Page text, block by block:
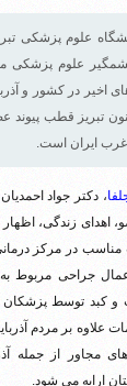
علوم پزشکی
علوم پزشکی
اخیر در کشور و
تبریز قطب
ایران است.
، دکتر جواد
اهدای زندگی،
مناسب در مرکز
جراحی مربوط به
توسط پزشکان و
علاوه بر مردم
مجاور از جمله
ارایه می شود.